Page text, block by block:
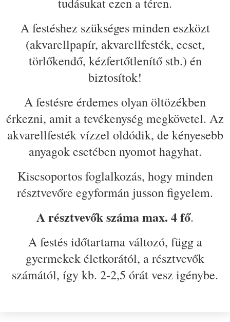
A festéshez szükséges minden eszközt
(akvarellpapír, akvarellfesték, ecset,
törlőkendő, kézfertőtlenítő stb.) én
biztosítok!
A festésre érdemes olyan öltözékben
érkezni, amit a tevékenység megkövetel. Az
akvarellfesték vízzel oldódik, de kényesebb
anyagok esetében nyomot hagyhat.
Kiscsoportos foglalkozás, hogy minden
résztvevőre egyformán jusson figyelem.
A résztvevők száma max. 4 fő.
A festés időtartama változó, függ a
gyermekek életkorától, a résztvevők
számától, így kb. 2-2,5 órát vesz igénybe.